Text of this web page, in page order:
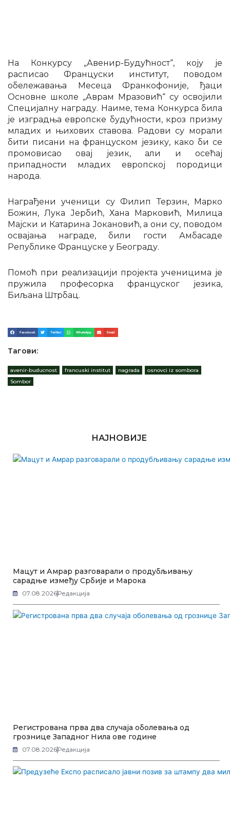
На Конкурсу „Авенир-Будућност“, коју је
расписао Француски институт, поводом
обележавања Месеца Франкофоније, ђаци
Основне школе „Аврам Мразовић“ су освојили
Специјалну награду. Наиме, тема Конкурса била
је изградња европске будућности, кроз призму
младих и њихових ставова. Радови су морали
бити писани на француском језику, како би се
промовисао овај језик, али и осећај
припадности младих европској породици
народа.
Награђени ученици су Филип Терзин, Марко
Божин, Лука Јербић, Хана Марковић, Милица
Мајски и Катарина Јокановић, а они су, поводом
освајања награде, били гости Амбасаде
Републике Француске у Београду.
Помоћ при реализацији пројекта ученицима је
пружила професорка француског језика,
Биљана Штрбац.
Facebook Twitter WhatsApp Email
Тагови:
avenir-buducnost francuski institut nagrada osnovci iz sombora
Sombor
НАЈНОВИЈЕ
Мацут и Амрар разговарали о продубљивању
сарадње између Србије и Марока
07.08.2026Редакција
Регистрована прва два случаја оболевања од
грознице Западног Нила ове године
07.08.2026Редакција